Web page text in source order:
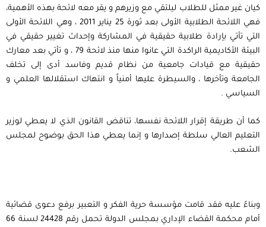
كيان غير ممثل للطلاب ليلتقي مع وزيرهم و يقر معه لائحة بهذه الأهمية،
فهي اللائحة الطلابية الأولى بعد ثورة 25 يناير 2011 ، وهي اللائحة الأولى
التي تأتي بإرادة طلابية حقيقية في المشاركة وإحداث تغيير حقيقي في
البيئة الأكاديمية الراكدة التي عانوا منها منذ لائحة 79 ، و تأتي بعد معارك
حقيقية مع قيادات جامعية من نظام قديم وفاسد أدى إلى تخلف
الجامعة وتأخرها ، والسيطرة عليها أمنياً و انتهاك استقلالها العلمي و
السياسي .
كما أن طريقة إقرار اللائحة نفسها، تناقض القانون الذي لا يعطي لوزير
التعليم العالي سلطة إصدارها و إنما يعطي هذا الحق بوضوح لمجلس
الشعب.
وبناءً عليه فقد قامت مؤسسة حرية الفكر و التعبير برفع دعوى قضائية
أمام محكمة القضاء الإداري بمجلس الدولة تحمل رقم 24428 لسنة 66